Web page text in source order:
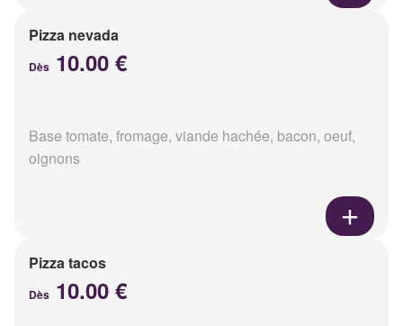
Pizza nevada
Dès 10.00 €
Base tomate, fromage, viande hachée, bacon, oeuf,
oignons
Pizza tacos
Dès 10.00 €